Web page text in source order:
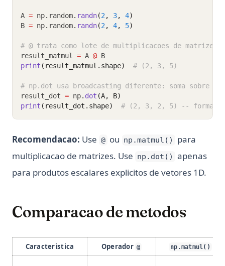
A = np. random. randn(2 , 3, 4)
B = np. random. randn(2 , 4, 5)
# @ trata como lote de multiplicacoes de
result_matmul = A @ B
print (result_matmul.shape) # (2, 3, 5)
# np.dot usa broadcasting diferente: soma sobre o
result_dot = np. dot (A, B)
print (result_dot.shape) # (2, 3, 2, 5) -- forma
Recomendacao: Use @ ou np.matmul()
para
multiplicacao de matrizes. Use np.dot()
apenas
para produtos escalares explicitos de vetores 1D.
Comparacao de metodos
Caracteristica Operador @ np.matmul()